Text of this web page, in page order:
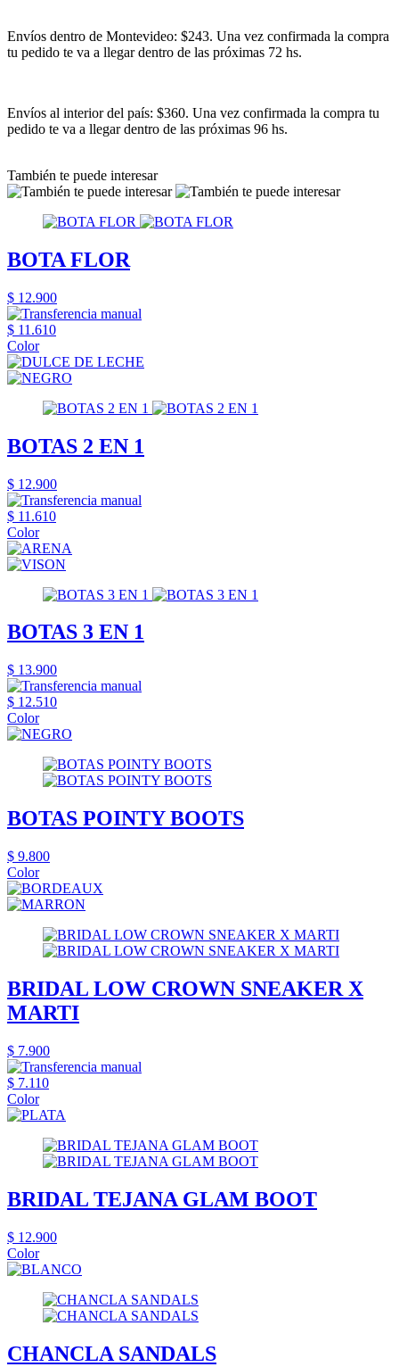
Envíos dentro de Montevideo: $243. Una vez confirmada la compra
tu pedido te va a llegar dentro de las próximas 72 hs.
Envíos al interior del país: $360. Una vez confirmada la compra tu
pedido te va a llegar dentro de las próximas 96 hs.
También te puede interesar
BOTA FLOR
$ 12.900
$ 11.610
Color
BOTAS 2 EN 1
$ 12.900
$ 11.610
Color
BOTAS 3 EN 1
$ 13.900
$ 12.510
Color
BOTAS POINTY BOOTS
$ 9.800
Color
BRIDAL LOW CROWN SNEAKER X
MARTI
$ 7.900
$ 7.110
Color
BRIDAL TEJANA GLAM BOOT
$ 12.900
Color
CHANCLA SANDALS